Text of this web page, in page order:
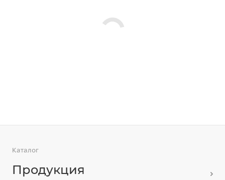
Каталог
Продукция